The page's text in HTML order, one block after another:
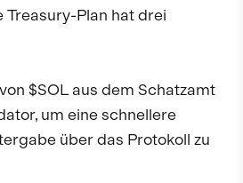
Plan hat drei
$SOL aus dem Schatzamt
um eine schnellere
über das Protokoll zu